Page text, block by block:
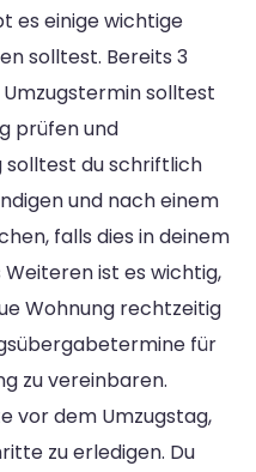
es einige wichtige
solltest. Bereits 3
solltest
prüfen und
solltest du schriftlich
und nach einem
falls dies in deinem
ist es wichtig,
Wohnung rechtzeitig
für
zu vereinbaren.
vor dem Umzugstag,
zu erledigen. Du